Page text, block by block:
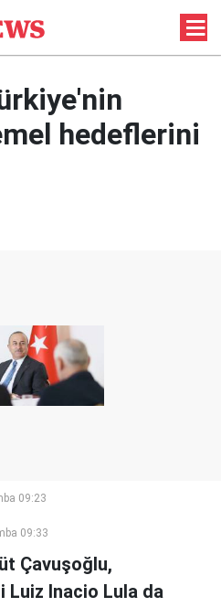
hedeflerini
09:23
09:33
Çavuşoğlu,
Luiz Inacio Lula da